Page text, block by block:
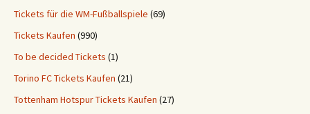
Tickets für die WM-Fußballspiele (69)
Tickets Kaufen (990)
To be decided Tickets (1)
Torino FC Tickets Kaufen (21)
Tottenham Hotspur Tickets Kaufen (27)